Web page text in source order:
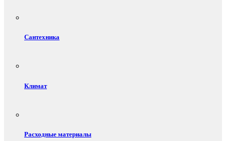
Сантехника
Климат
Расходные материалы